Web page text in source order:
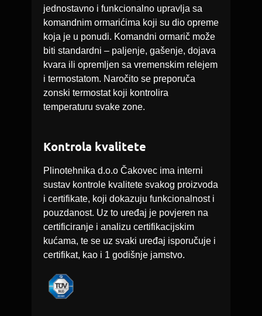
jednostavno i funkcionalno upravlja sa
komandnim ormarićima koji su dio opreme
koja je u ponudi. Komandni ormarič može
biti standardni – paljenje, gašenje, dojava
kvara ili opremljen sa vremenskim relejem
i termostatom. Naročito se preporuča
zonski termostat koji kontrolira
temperaturu svake zone.
Kontrola kvalitete
Plinotehnika d.o.o Čakovec ima interni
sustav kontrole kvalitete svakog proizvoda
i certifikate, koji dokazuju funkcionalnost i
pouzdanost. Uz to uređaj je povjeren na
certificiranje i analizu certifikacijskim
kućama, te se uz svaki uređaj isporučuje i
certifikat, kao i 1 godišnje jamstvo.